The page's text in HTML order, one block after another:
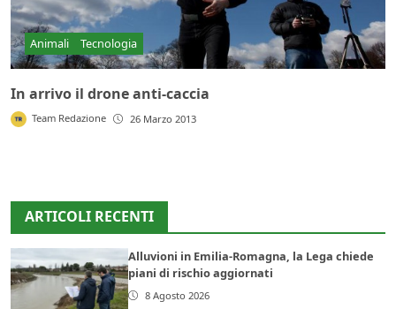
Animali Tecnologia
In arrivo il drone anti-caccia
Team Redazione 26 Marzo 2013
ARTICOLI RECENTI
Alluvioni in Emilia-Romagna, la Lega chiede
piani di rischio aggiornati
8 Agosto 2026